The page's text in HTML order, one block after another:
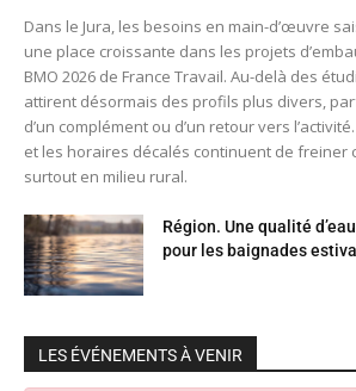
Dans le Jura, les besoins en main-d’œuvre
une place croissante dans les projets
BMO 2026 de France Travail. Au-delà des
attirent désormais des profils plus divers,
d’un complément ou d’un retour vers
et les horaires décalés continuent de freiner
surtout en milieu rural.
Région. Une qualité
pour les baignades
LES ÉVÉNEMENTS À VENIR